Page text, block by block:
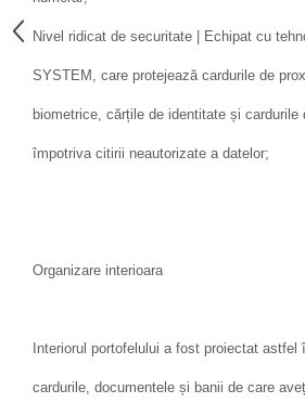
Nivel ridicat de securitate | Echipat cu
SYSTEM, care protejează cardurile de
biometrice, cărțile de identitate și cardurile
împotriva citirii neautorizate a datelor;
Organizare interioara
Interiorul portofelului a fost proiectat
cardurile, documentele și banii de care